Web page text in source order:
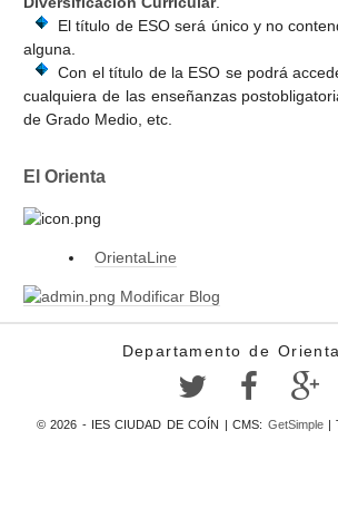
El título de ESO será único y no
alguna.
Con el título de la ESO se podrá
cualquiera de las enseñanzas
de Grado Medio, etc.
El Orienta
OrientaLine
Modificar Blog
Departamento de
© 2026 - IES CIUDAD DE COÍN | CMS: GetSimple|